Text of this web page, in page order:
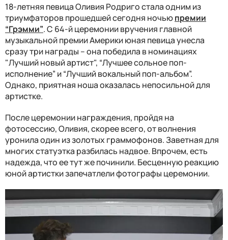
18-летняя певица Оливия Родриго стала одним из
триумфаторов прошедшей сегодня ночьюпремии
“Грэмми”. С 64-й церемонии вручения главной
музыкальной премии Америки юная певица унесла
сразу три награды – она победила в номинациях
"Лучший новый артист", “Лучшее сольное поп-
исполнение” и “Лучший вокальный поп-альбом”.
Однако, приятная ноша оказалась непосильной для
артистке.
После церемонии награждения, пройдя на
фотосессию, Оливия, скорее всего, от волнения
уронила один из золотых граммофонов. Заветная для
многих статуэтка разбилась надвое. Впрочем, есть
надежда, что ее тут же починили. Бесценную реакцию
юной артистки запечатлели фотографы церемонии.